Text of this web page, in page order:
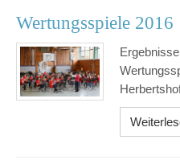
Wertungsspiele 2016